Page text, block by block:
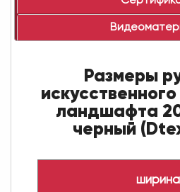
Размеры
ландшафта
черный
ширина